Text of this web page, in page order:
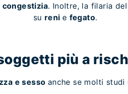
congestizia. Inoltre, la filaria
su reni e fegato.
più a
e sesso anche se molti studi